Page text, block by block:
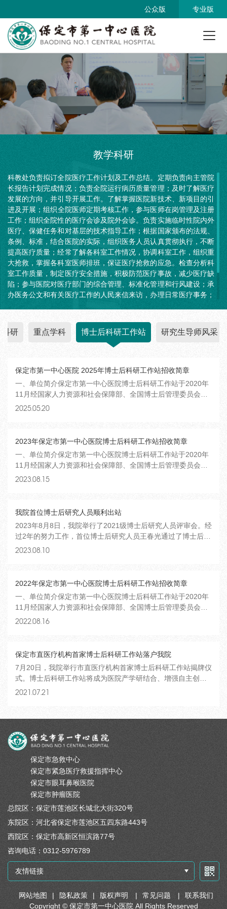
公众版 专业版
教学科研
科教处负责拟订全院医疗工作计划及工作总结。定期负责向主管院
长报告计划完成情况；负责全院运行病历质量管理；及时了解医疗
发展的方向，并引导开展工作。了解掌握医院新技术、新项目的引
进及开展；组织全院医师定期考核工作，参与医师在岗管理及注册
工作；组织全院性的医疗会诊及院外会诊。负责实施临时性院内外
医疗、保健任务和对基层的技术指导工作；根据国家颁布的法规、
条例、标准，结合医院的实际，组织医务人员认真贯彻执行，不断
提高医疗质量；经常了解各科室工作情况，协调科室工作，组织重
大抢救，掌握各科室医师排班，保证医疗抢救的应急。检查分析科
室工作质量，制定医疗安全措施，积极防范医疗事故，减少医疗缺
陷；参与医院对医疗部门的综合管理、标准化管理和行风建设；承
办医务公文和有关医疗工作的人民来信来访，办理日常医疗事务；
作；负责做好进修生的招收、培训和管理工作。
科研 重点学科 博士后科研工作站 研究生导师风采
保定市第一中心医院 2025年博士后科研工作站招收简章
一、单位简介保定市第一中心医院博士后科研工作站于2020年
11月经国家人力资源和社会保障部、全国博士后管理委员会批
准成立。保定市第一中心医院具有130余年历史传承，是一所融
个，其中临床科室89个、医技...
2025.05.20
2023年保定市第一中心医院博士后科研工作站招收简章
一、单位简介保定市第一中心医院博士后科研工作站于2020年
11月经国家人力资源和社会保障部、全国博士后管理委员会批
准成立。保定市第一中心医院是一所集医教研、预防、康复、
2600张。医院是河北大学、河北医科...
2023.08.15
我院首位博士后研究人员顺利出站
2023年8月8日，我院举行了2021级博士后研究人员评审会。经
过2年的努力工作，首位博士后研究人员王春光通过了博士后评
审会专家考核，顺利出站。人社局专技职称处李伟、许田放、
绍了在站工作期间的主要工作内容。评审...
2023.08.10
2022年保定市第一中心医院博士后科研工作站招收简章
一、单位简介保定市第一中心医院博士后科研工作站于2020年
11月经国家人力资源和社会保障部、全国博士后管理委员会批
准成立。保定市第一中心医院是一所集医教研、预防、康复、
2600张。医院是河北大学、河北医科...
2022.08.16
保定市直医疗机构首家博士后科研工作站落户我院
7月20日，我院举行市直医疗机构首家博士后科研工作站揭牌仪
式。博士后科研工作站将成为医院产学研结合、增强自主创新
能力的载体，为医院集聚高层次人才、推动科技成果转化提供
长樊平教授，保定市政府副秘书长张晓霞、市卫健...
2021.07.21
保定市急救中心
保定市紧急医疗救援指挥中心
保定市眼耳鼻喉医院
保定市肿瘤医院
总院区：保定市莲池区长城北大街320号
东院区：河北省保定市莲池区五四东路443号
西院区：保定市高新区恒滨路77号
咨询电话：0312-5976789
友情链接
网站地图 | 隐私政策 | 版权声明 | 常见问题 |
联系我们
Copyright © 保定市第一中心医院 All Rights Reserved